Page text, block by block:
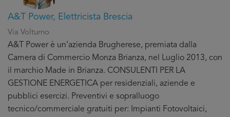
A&T Power, Elettricista Brescia
Via Volturno
A&T Power è un’azienda Brugherese, premiata dalla
Camera di Commercio Monza Brianza, nel Luglio 2013, con
il marchio Made in Brianza. CONSULENTI PER LA
GESTIONE ENERGETICA per residenziali, aziende e
pubblici esercizi. Preventivi e sopralluogo
tecnico/commerciale gratuiti per: Impianti Fotovoltaici,